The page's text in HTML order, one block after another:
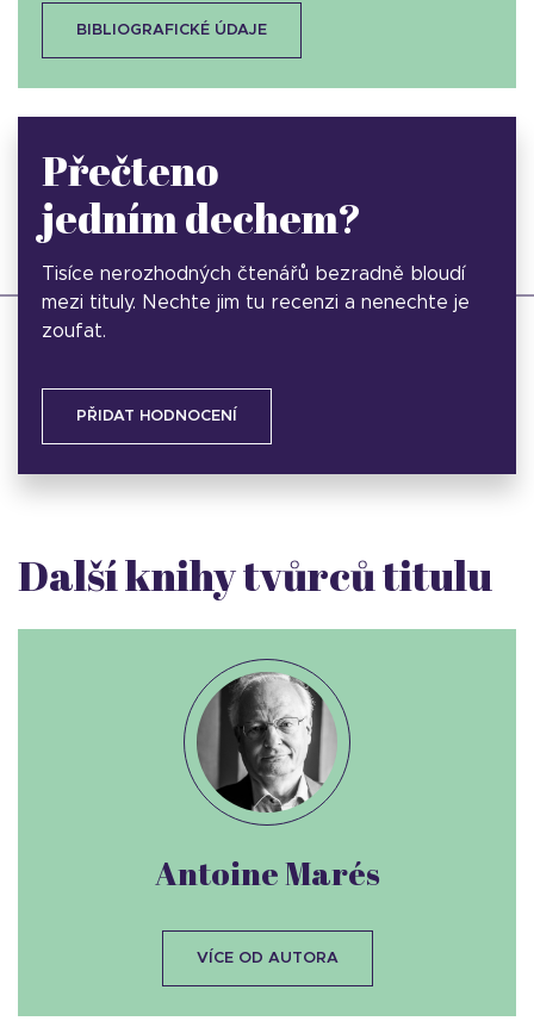
BIBLIOGRAFICKÉ ÚDAJE
Přečteno
jedním dechem?
Tisíce nerozhodných čtenářů bezradně bloudí
mezi tituly. Nechte jim tu recenzi a nenechte je
zoufat.
PŘIDAT HODNOCENÍ
Další knihy tvůrců titulu
Antoine Marés
VÍCE OD AUTORA